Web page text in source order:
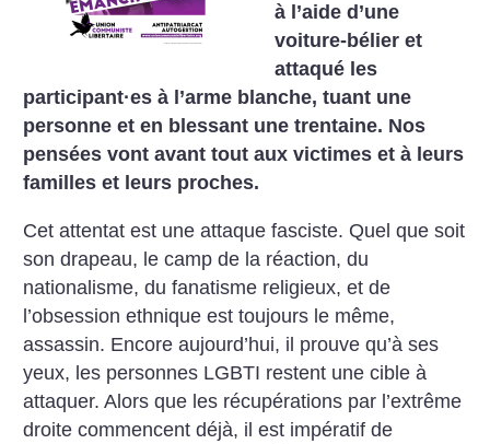
à l’aide d’une
voiture-bélier et
attaqué les
participant·es à l’arme blanche, tuant une
personne et en blessant une trentaine. Nos
pensées vont avant tout aux victimes et à leurs
familles et leurs proches.
Cet attentat est une attaque fasciste. Quel que soit
son drapeau, le camp de la réaction, du
nationalisme, du fanatisme religieux, et de
l’obsession ethnique est toujours le même,
assassin. Encore aujourd’hui, il prouve qu’à ses
yeux, les personnes LGBTI restent une cible à
attaquer. Alors que les récupérations par l’extrême
droite commencent déjà, il est impératif de